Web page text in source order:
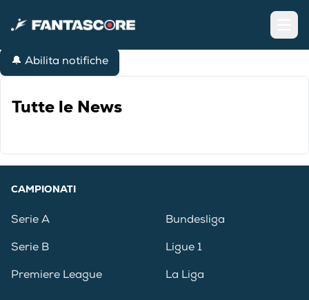
🔔 Abilita notifiche
Tutte le News
CAMPIONATI
Serie A
Serie B
Premiere League
Bundesliga
Ligue 1
La Liga